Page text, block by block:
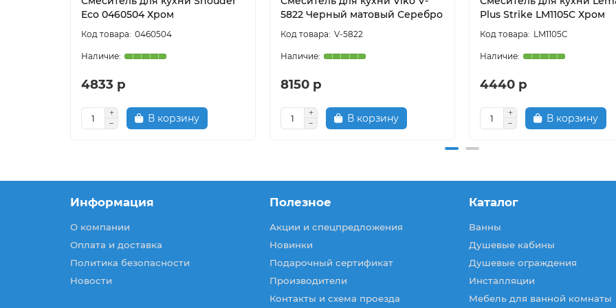
Eco 0460504 Хром
0460504
4833 р
В корзину
5822 Черный матовый Серебро
V-5822
8150 р
В корзину
Plus Strike LM1105C Хром
LM1105C
4440 р
В корзину
Информация
О компании
Оплата и доставка
Политика безопасности
Новости
Полезное
Акции и спецпредложения
Новинки
Подарочный сертификат
Производители
Контакты и схема проезда
Каталог
Ванны
Душевые кабины
Душевые ограждения
Инсталляции
Мебель для ванной комнаты